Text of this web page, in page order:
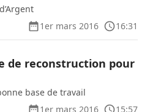
1er mars 2016
16:31
de reconstruction pour
base de travail
1er mars 2016
15:57